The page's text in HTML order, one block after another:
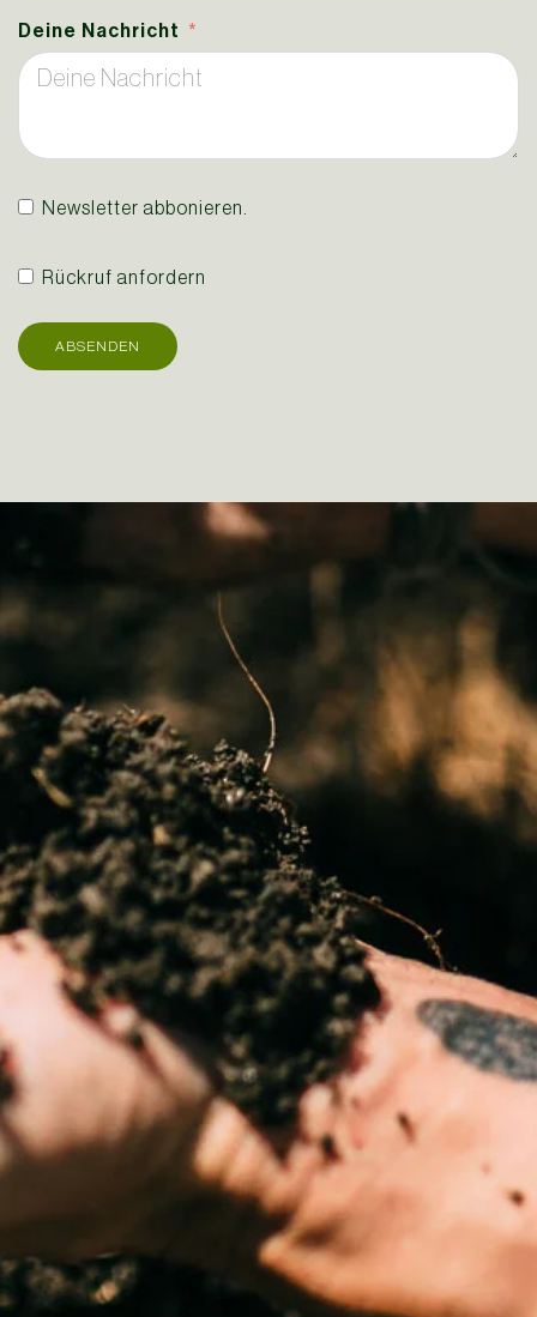
Deine Nachricht
Newsletter abbonieren.
Rückruf anfordern
ABSENDEN